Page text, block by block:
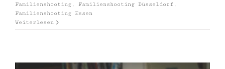
Familienshooting
Familienshooting Düsseldorf
Familienshooting Essen
Weiterlesen